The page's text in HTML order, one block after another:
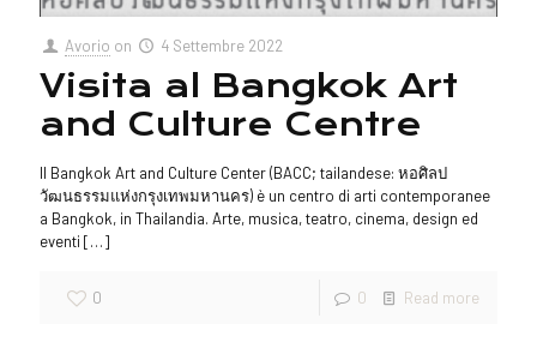
Avorio on 4 Settembre 2022
Visita al Bangkok Art
and Culture Centre
Il Bangkok Art and Culture Center (BACC; tailandese: หอศิลป
วัฒนธรรมแห่งกรุงเทพมหานคร) è un centro di arti contemporanee
a Bangkok, in Thailandia. Arte, musica, teatro, cinema, design ed
eventi […]
0 0 Read more